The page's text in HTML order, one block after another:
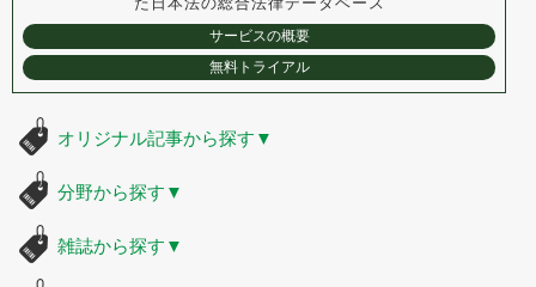
サービスの概要
無料トライアル
オリジナル記事から探す ▼
分野から探す ▼
雑誌から探す ▼